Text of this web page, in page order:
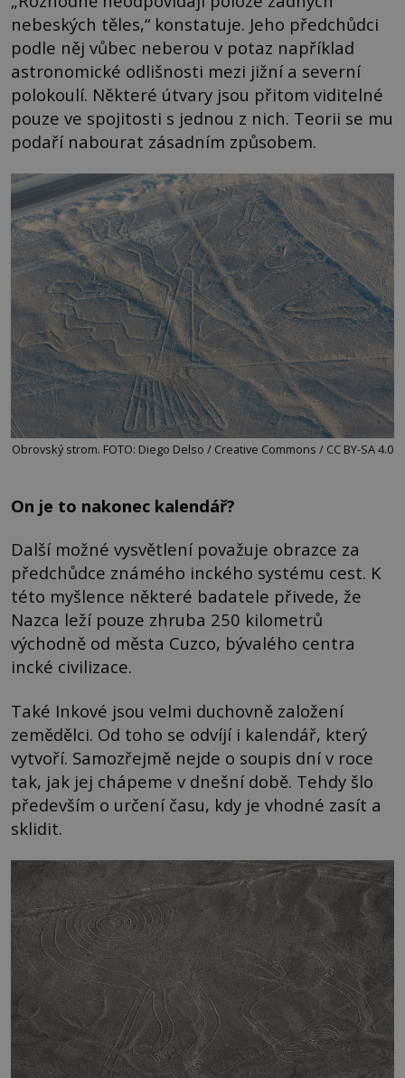
nebeských těles,“ konstatuje. Jeho předchůdci
podle něj vůbec neberou v potaz například
astronomické odlišnosti mezi jižní a severní
polokoulí. Některé útvary jsou přitom viditelné
pouze ve spojitosti s jednou z nich. Teorii se mu
podaří nabourat zásadním způsobem.
Obrovský strom. FOTO: Diego Delso / Creative Commons / CC BY-SA 4.0
On je to nakonec kalendář?
Další možné vysvětlení považuje obrazce za
předchůdce známého inckého systému cest. K
této myšlence některé badatele přivede, že
Nazca leží pouze zhruba 250 kilometrů
východně od města Cuzco, bývalého centra
incké civilizace.
Také Inkové jsou velmi duchovně založení
zemědělci. Od toho se odvíjí i kalendář, který
vytvoří. Samozřejmě nejde o soupis dní v roce
tak, jak jej chápeme v dnešní době. Tehdy šlo
především o určení času, kdy je vhodné zasít a
sklidit.